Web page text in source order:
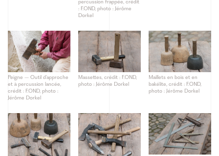
percussion frappée, crédit
: F.OND, photo : Jérôme
Dorkel
Peigne – Outil d’approche
et à percussion lancée,
crédit : F.OND, photo :
Jérôme Dorkel
Massettes, crédit : F.OND,
photo : Jérôme Dorkel
Maillets en bois et en
bakélite, crédit : F.OND,
photo : Jérôme Dorkel